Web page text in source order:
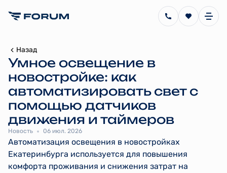
Назад
Умное освещение в
новостройке: как
автоматизировать свет с
помощью датчиков
движения и таймеров
Новость 06 июл. 2026
Автоматизация освещения в новостройках
Екатеринбурга используется для повышения
комфорта проживания и снижения затрат на